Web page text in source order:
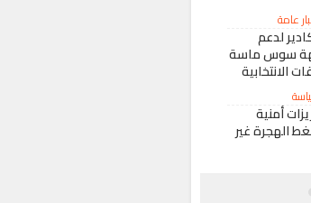
عامة
لدعم
سوس ماسة
الانتخابية
أمنية
الهجرة غير
ناقوس